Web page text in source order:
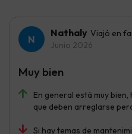
Nathaly Viajó en
Junio 2026
En general está muy
que deben arreglarse
Si hay temas de
Muy bien